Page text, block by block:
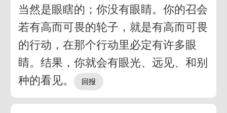
当然是眼瞎的；你没有眼睛。你的召会
若有高而可畏的轮子，就是有高而可畏
的行动，在那个行动里必定有许多眼
睛。结果，你就会有眼光、远见、和别
种的看见。